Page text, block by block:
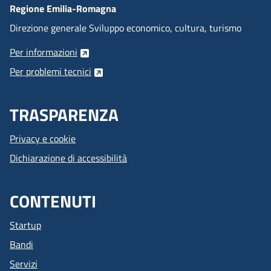
Regione Emilia-Romagna
Direzione generale Sviluppo economico, cultura, turismo
Per informazioni
Per problemi tecnici
TRASPARENZA
Privacy e cookie
Dichiarazione di accessibilità
CONTENUTI
Startup
Bandi
Servizi